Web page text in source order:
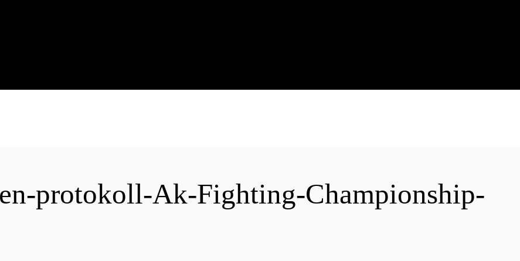
protokoll-Ak-Fighting-Championship-